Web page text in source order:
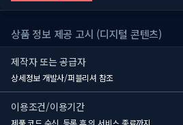
상품 정보 제공 고시 (디지털 콘텐츠)
제작자 또는 공급자
상세정보 개발사/퍼블리셔 참조
이용조건/이용기간